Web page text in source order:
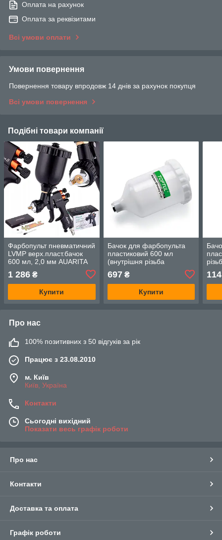
Оплата на рахунок
Оплата за реквізитами
Всі умови оплати
Умови повернення
Повернення товару впродовж 14 днів за рахунок покупця
Всі умови повернення
Подібні товари компанії
Фарбопульт пневматичний
LVMP верх.пласт.бачок
600 мл, 2,0 мм AUARITA
1 286 ₴
Купити
Бачок для фарбопульта
пластиковий 600 мл
(внутрішня різьба
KALN0160
697₴
Купити
114
Про нас
100% позитивних з 50 відгуків за рік
Працює з 23.08.2010
м. Київ
Київ, Україна
Контакти
Сьогодні вихідний
Показати весь графік роботи
Про нас
Контакти
Доставка та оплата
Графік роботи